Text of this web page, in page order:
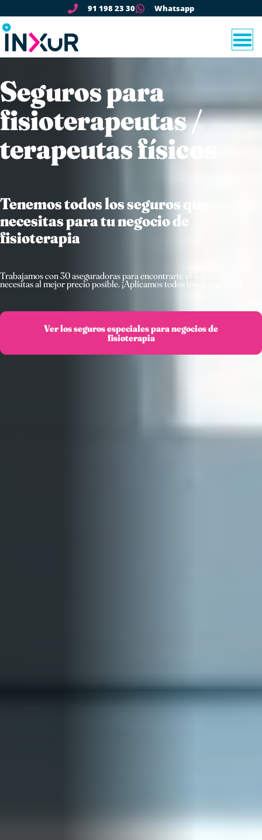
91 198 23 30 Whatsapp
Seguros para
fisioterapeutas /
terapeutas físicos
Tenemos todos los seguros que
necesitas para tu negocio de
fisioterapia
Trabajamos con 30 aseguradoras para encontrarte el seguro que
necesitas al mejor precio posible. ¡Aplicamos todos los descuentos!
Ver los seguros especiales para negocios de
fisioterapia